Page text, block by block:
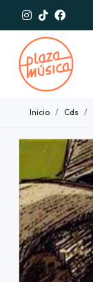
Inicio Cds